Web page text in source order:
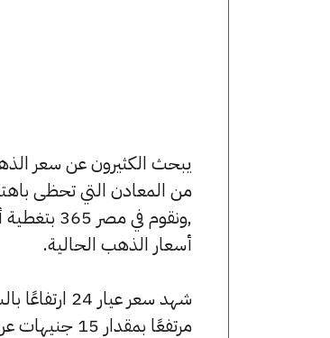
من المعادن التي تحظى
,ونقوم
أسعار الذهب الحالية.